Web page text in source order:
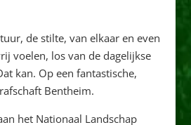
de stilte, van elkaar en even
voelen, los van de dagelijkse
kan. Op een fantastische,
Bentheim.
het Nationaal Landschap